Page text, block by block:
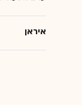
איראן